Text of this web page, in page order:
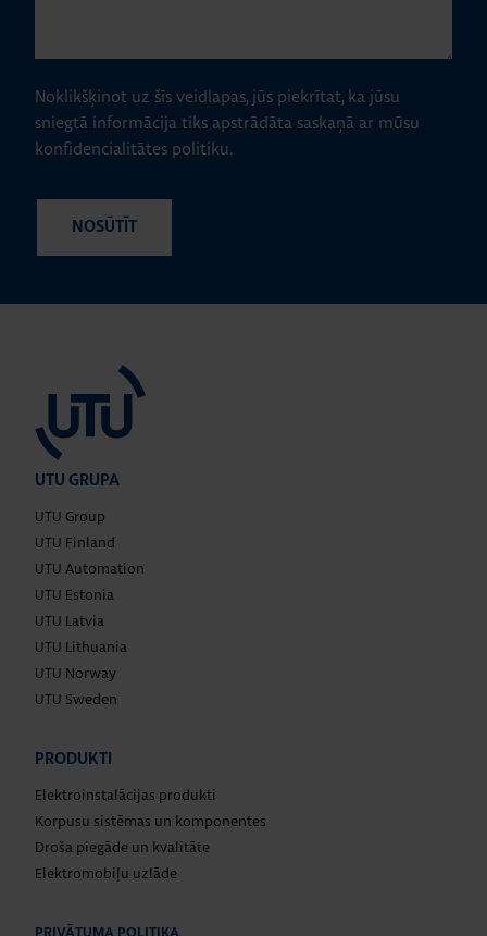
Noklikšķinot uz šīs veidlapas, jūs piekrītat, ka jūsu
sniegtā informācija tiks apstrādāta saskaņā ar mūsu
konfidencialitātes politiku.
UTU GRUPA
UTU Group
UTU Finland
UTU Automation
UTU Estonia
UTU Latvia
UTU Lithuania
UTU Norway
UTU Sweden
PRODUKTI
Elektroinstalācijas produkti
Korpusu sistēmas un komponentes
Droša piegāde un kvalitāte
Elektromobiļu uzlāde